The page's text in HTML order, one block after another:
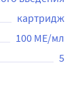
картридж
100 МЕ/мл
5